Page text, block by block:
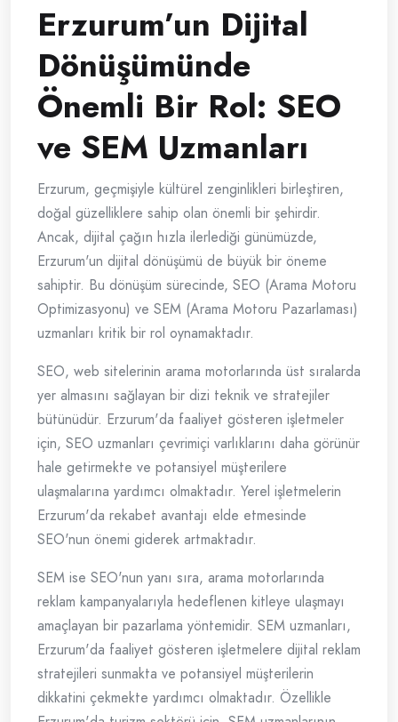
Erzurum’un Dijital
Dönüşümünde
Önemli Bir Rol: SEO
ve SEM Uzmanları
Erzurum, geçmişiyle kültürel zenginlikleri birleştiren,
doğal güzelliklere sahip olan önemli bir şehirdir.
Ancak, dijital çağın hızla ilerlediği günümüzde,
Erzurum'un dijital dönüşümü de büyük bir öneme
sahiptir. Bu dönüşüm sürecinde, SEO (Arama Motoru
Optimizasyonu) ve SEM (Arama Motoru Pazarlaması)
uzmanları kritik bir rol oynamaktadır.
SEO, web sitelerinin arama motorlarında üst sıralarda
yer almasını sağlayan bir dizi teknik ve stratejiler
bütünüdür. Erzurum'da faaliyet gösteren işletmeler
için, SEO uzmanları çevrimiçi varlıklarını daha görünür
hale getirmekte ve potansiyel müşterilere
ulaşmalarına yardımcı olmaktadır. Yerel işletmelerin
Erzurum'da rekabet avantajı elde etmesinde
SEO'nun önemi giderek artmaktadır.
SEM ise SEO'nun yanı sıra, arama motorlarında
reklam kampanyalarıyla hedeflenen kitleye ulaşmayı
amaçlayan bir pazarlama yöntemidir. SEM uzmanları,
Erzurum'da faaliyet gösteren işletmelere dijital reklam
stratejileri sunmakta ve potansiyel müşterilerin
dikkatini çekmekte yardımcı olmaktadır. Özellikle